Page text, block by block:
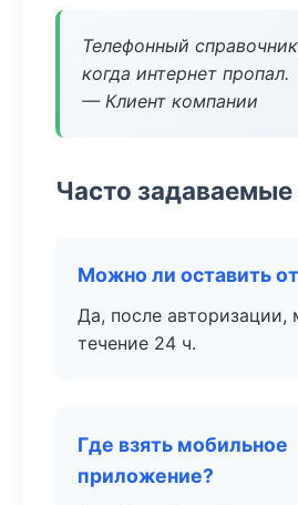
Телефонный
когда интернет пропал.
— Клиент компании
Часто
Можно ли оставить
Да, после авторизации,
течение 24 ч.
Где взять мобильное
приложение?